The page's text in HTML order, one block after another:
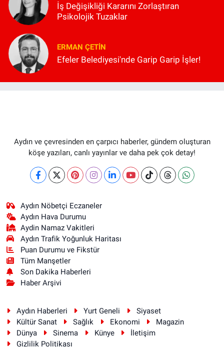
İş Değişikliği Kararını Zorlaştıran
Psikolojik Tuzaklar
ERMAN ÇETIN
Efeler Belediyesi'nde Garip Garip İşler!
Aydın ve çevresinden en çarpıcı haberler, gündem oluşturan
köşe yazıları, canlı yayınlar ve daha pek çok detay!
Aydın Nöbetçi Eczaneler
Aydın Hava Durumu
Aydin Namaz Vakitleri
Aydın Trafik Yoğunluk Haritası
Puan Durumu ve Fikstür
Tüm Manşetler
Son Dakika Haberleri
Haber Arşivi
Aydın Haberleri Yurt Geneli
Siyaset
Kültür Sanat
Sağlık Ekonomi
Magazin
Dünya
Sinema Künye
İletişim
Gizlilik Politikası